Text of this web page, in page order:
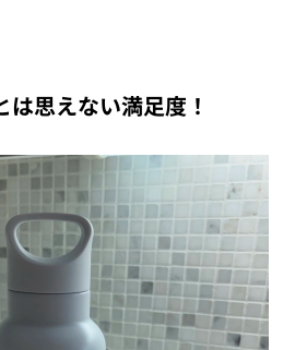
思えない満足度！